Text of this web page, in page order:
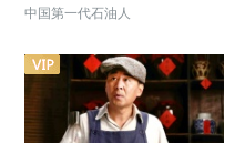
中国第一代石油人